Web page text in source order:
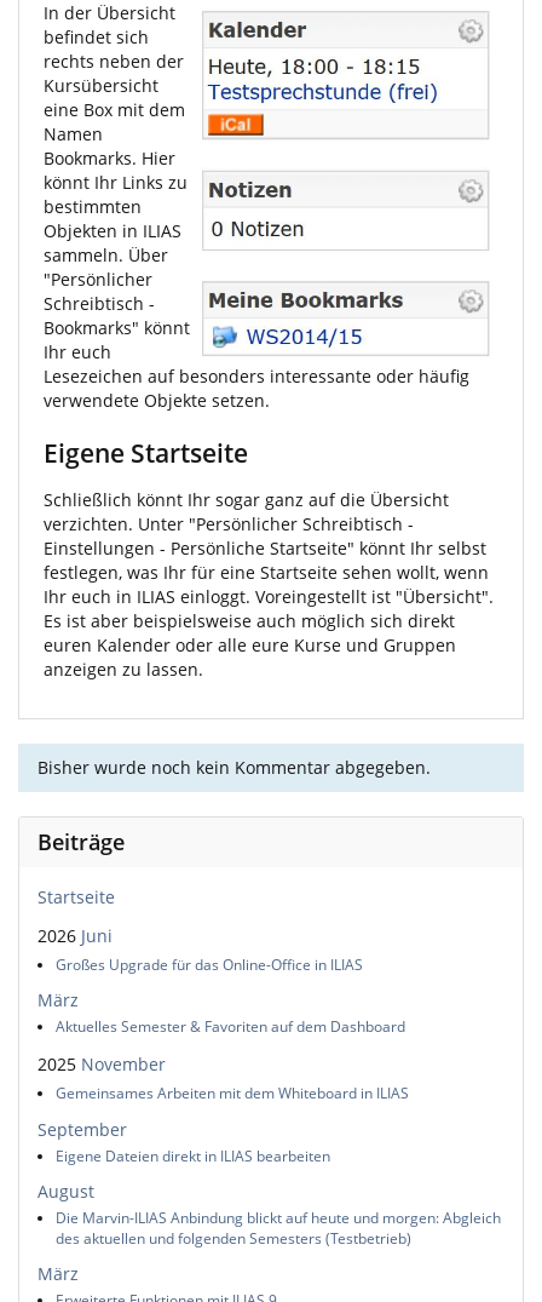
In der Übersicht
befindet sich
rechts neben der
Kursübersicht
eine Box mit dem
Namen
Bookmarks. Hier
könnt Ihr Links zu
bestimmten
Objekten in ILIAS
sammeln. Über
"Persönlicher
Schreibtisch -
Bookmarks" könnt
Ihr euch
Lesezeichen auf besonders interessante oder häufig
verwendete Objekte setzen.
Eigene Startseite
Schließlich könnt Ihr sogar ganz auf die Übersicht
verzichten. Unter "Persönlicher Schreibtisch -
Einstellungen - Persönliche Startseite" könnt Ihr selbst
festlegen, was Ihr für eine Startseite sehen wollt, wenn
Ihr euch in ILIAS einloggt. Voreingestellt ist "Übersicht".
Es ist aber beispielsweise auch möglich sich direkt
euren Kalender oder alle eure Kurse und Gruppen
anzeigen zu lassen.
Bisher wurde noch kein Kommentar abgegeben.
Beiträge
Startseite
2026 Juni
Großes Upgrade für das Online-Office in ILIAS
März
Aktuelles Semester & Favoriten auf dem Dashboard
2025 November
Gemeinsames Arbeiten mit dem Whiteboard in ILIAS
September
Eigene Dateien direkt in ILIAS bearbeiten
August
Die Marvin-ILIAS Anbindung blickt auf heute und morgen: Abgleich
des aktuellen und folgenden Semesters (Testbetrieb)
März